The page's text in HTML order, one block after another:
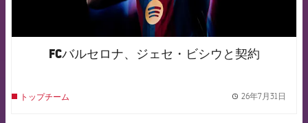
FCバルセロナ、ジェセ・ビシウと契約
トップチーム 26年7月31日